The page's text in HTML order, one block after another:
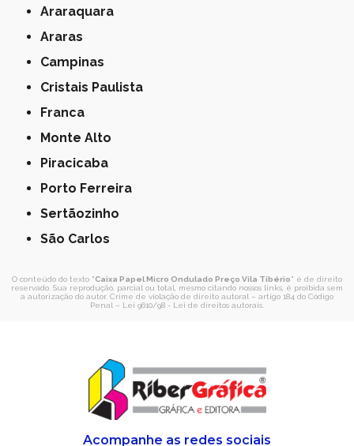
Araraquara
Araras
Campinas
Cristais Paulista
Franca
Monte Alto
Piracicaba
Porto Ferreira
Sertãozinho
São Carlos
O conteúdo do texto "Caixa Papel Micro Ondulado Preço Vila Tibério" é de direito
reservado. Sua reprodução, parcial ou total, mesmo citando nossos links, é proibida sem
a autorização do autor. Crime de violação de direito autoral – artigo 184 do Código
Penal – Lei 9610/98 - Lei de direitos autorais.
Acompanhe as redes sociais